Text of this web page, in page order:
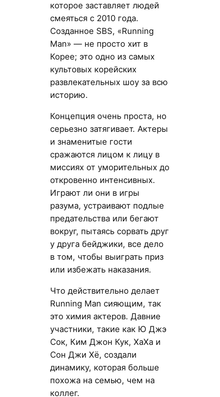
которое заставляет людей
смеяться с 2010 года.
Созданное SBS, «Running
Man» — не просто хит в
Корее; это одно из самых
культовых корейских
развлекательных шоу за всю
историю.
Концепция очень проста, но
серьезно затягивает. Актеры
и знаменитые гости
сражаются лицом к лицу в
миссиях от уморительных до
откровенно интенсивных.
Играют ли они в игры
разума, устраивают подлые
предательства или бегают
вокруг, пытаясь сорвать друг
у друга бейджики, все дело
в том, чтобы выиграть приз
или избежать наказания.
Что действительно делает
Running Man сияющим, так
это химия актеров. Давние
участники, такие как Ю Джэ
Сок, Ким Джон Кук, ХаХа и
Сон Джи Хё, создали
динамику, которая больше
похожа на семью, чем на
коллег.